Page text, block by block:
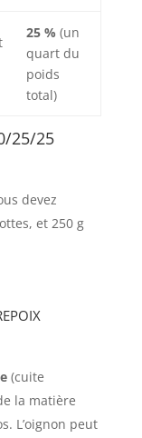
25 % (un
quart du
poids
total)
25/25
devez
et 250g
(cuite
la matière
L’oignon peut